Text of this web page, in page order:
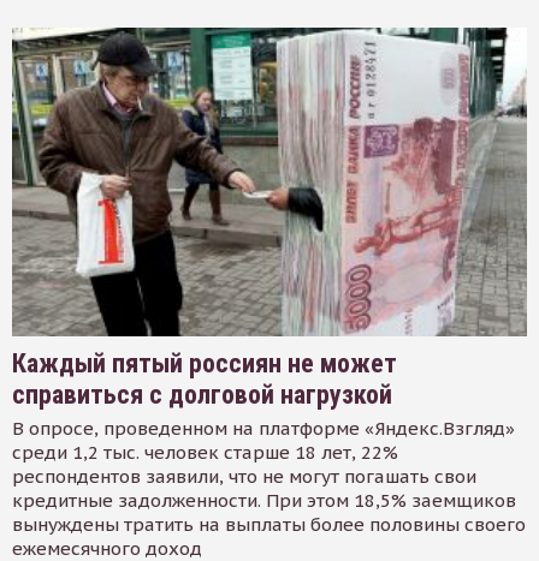
Каждый пятый россиян не может
справиться с долговой нагрузкой
В опросе, проведенном на платформе «Яндекс.Взгляд»
среди 1,2 тыс. человек старше 18 лет, 22%
респондентов заявили, что не могут погашать свои
кредитные задолженности. При этом 18,5% заемщиков
вынуждены тратить на выплаты более половины своего
ежемесячного доход